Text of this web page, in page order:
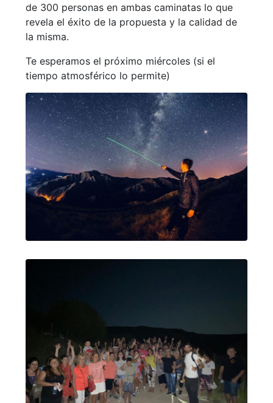
de 300 personas en ambas caminatas lo que
revela el éxito de la propuesta y la calidad de
la misma.
Te esperamos el próximo miércoles (si el
tiempo atmosférico lo permite)